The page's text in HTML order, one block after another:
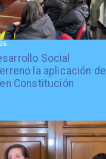
Social
la aplicación de
en Constitución